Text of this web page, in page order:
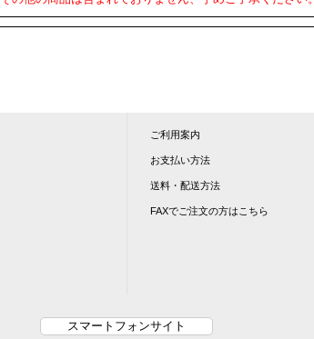
ご利用案内
お支払い方法
送料・配送方法
FAXでご注文の方はこちら
スマートフォンサイト